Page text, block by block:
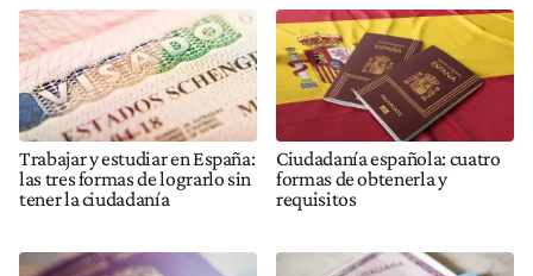
Trabajar y estudiar en España:
las tres formas de lograrlo sin
tener la ciudadanía
Ciudadanía española: cuatro
formas de obtenerla y
requisitos